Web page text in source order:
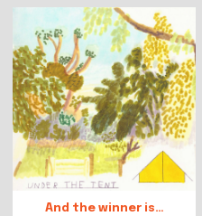
And the winner is…